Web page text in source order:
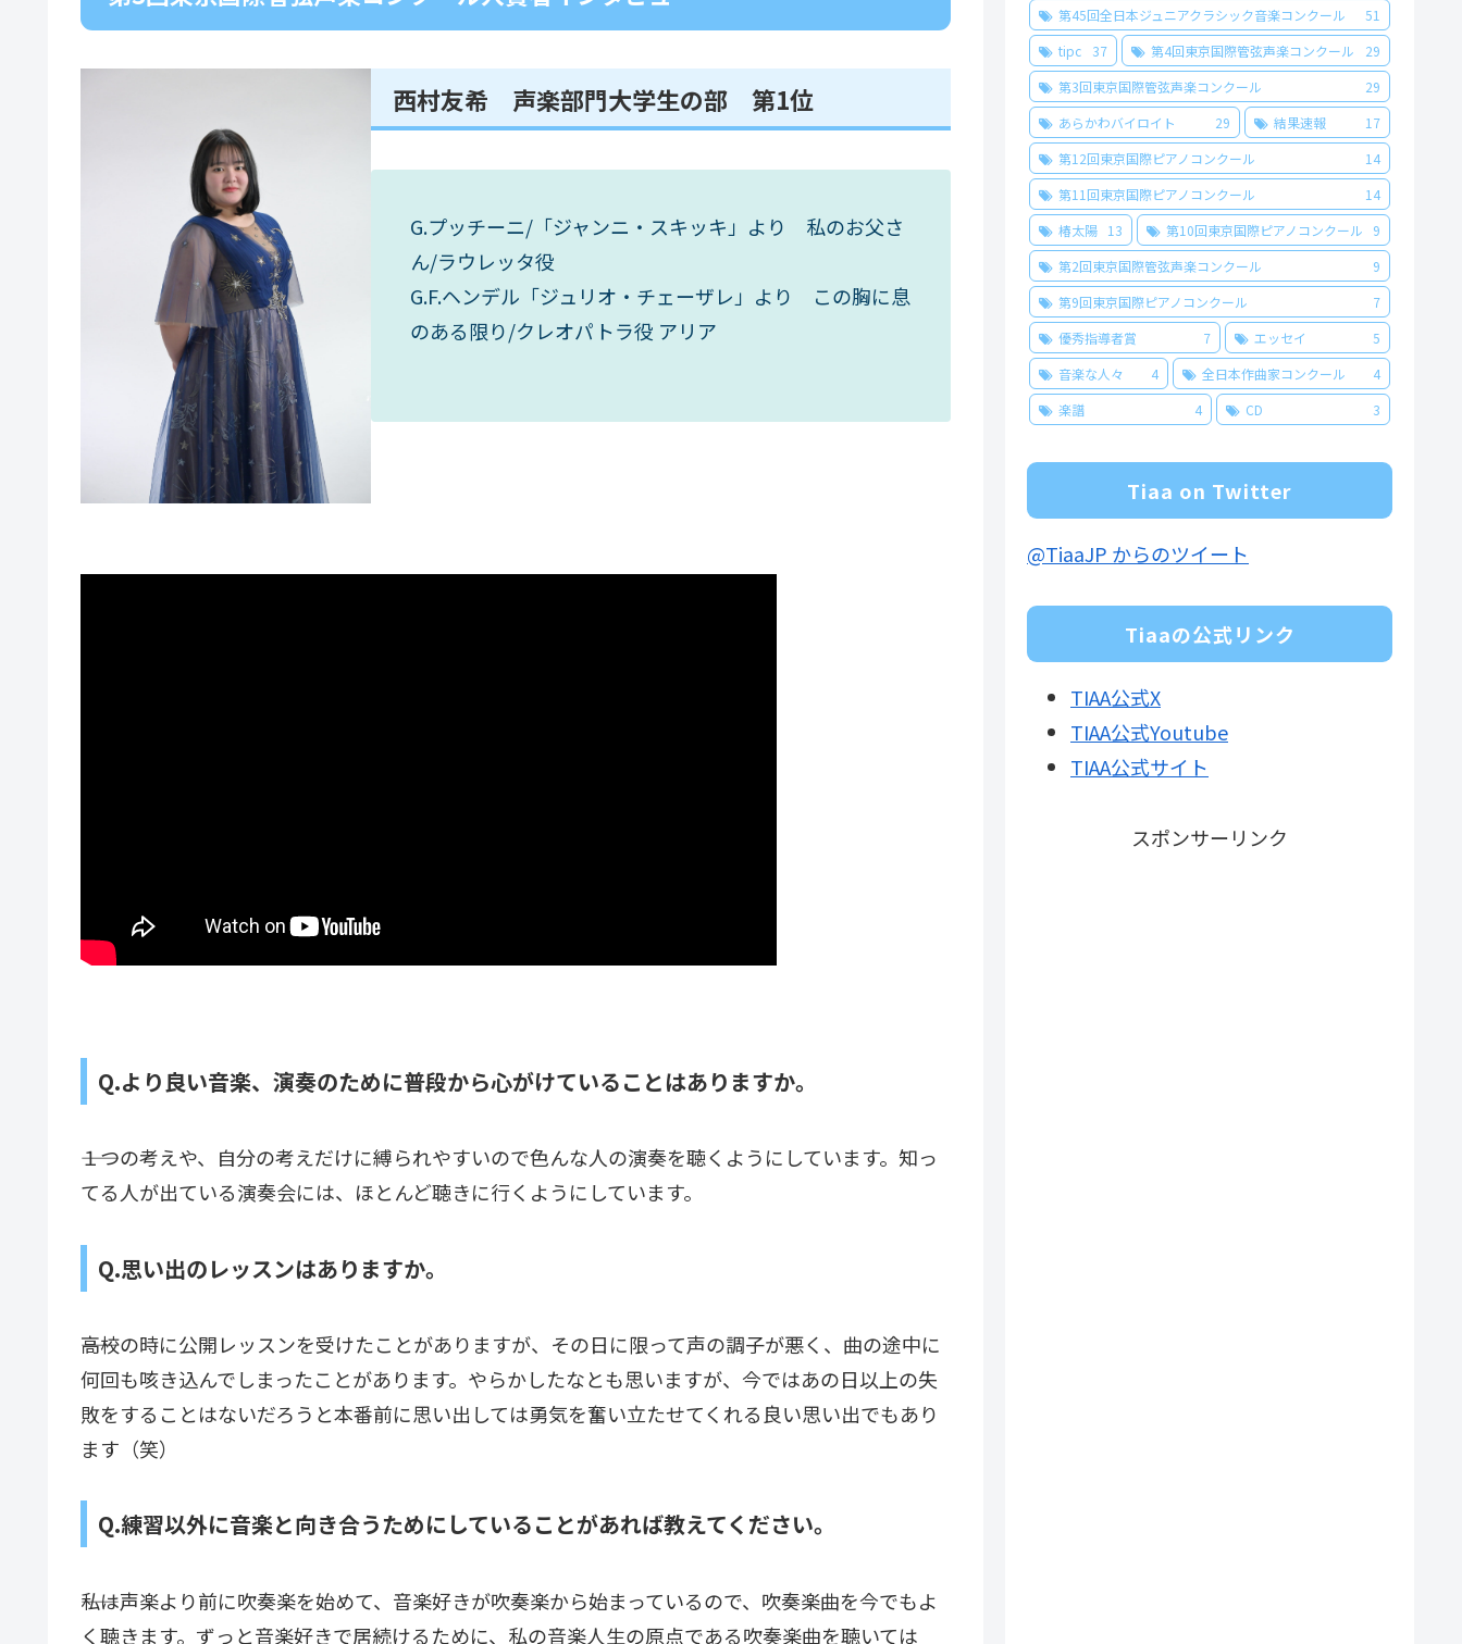
西村友希 声楽部門大学生の部 第1位
G.プッチーニ/「ジャンニ・スキッキ」より 私のお父さ
ん/ラウレッタ役
G.F.ヘンデル「ジュリオ・チェーザレ」より この胸に息
のある限り/クレオパトラ役 アリア
Q.より良い音楽、演奏のために普段から心がけていることはありますか。
――１つの考えや、自分の考えだけに縛られやすいので色んな人の演奏を聴くようにしています。知っ
てる人が出ている演奏会には、ほとんど聴きに行くようにしています。
Q.思い出のレッスンはありますか。
――高校の時に公開レッスンを受けたことがありますが、その日に限って声の調子が悪く、曲の途中に
何回も咳き込んでしまったことがあります。やらかしたなとも思いますが、今ではあの日以上の失
敗をすることはないだろうと本番前に思い出しては勇気を奮い立たせてくれる良い思い出でもあり
ます（笑）
Q.練習以外に音楽と向き合うためにしていることがあれば教えてください。
――私は声楽より前に吹奏楽を始めて、音楽好きが吹奏楽から始まっているので、吹奏楽曲を今でもよ
く聴きます。ずっと音楽好きで居続けるために、私の音楽人生の原点である吹奏楽曲を聴いては
第45回全日本ジュニアクラシック音楽コンクール
51
tipc
37 第4回東京国際管弦声楽コンクール
29
第3回東京国際管弦声楽コンクール
29
あらかわバイロイト
29 結果速報
17
第12回東京国際ピアノコンクール
14
第11回東京国際ピアノコンクール
14
椿太陽
13 第10回東京国際ピアノコンクール
9
第2回東京国際管弦声楽コンクール
9
第9回東京国際ピアノコンクール
7
優秀指導者賞
7 エッセイ
5
音楽な人々
4 全日本作曲家コンクール
4
楽譜
4 CD 3
Tiaa on Twitter
@TiaaJP からのツイート
Tiaaの公式リンク
TIAA公式X
TIAA公式Youtube
TIAA公式サイト
スポンサーリンク